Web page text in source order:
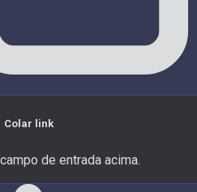
Colar link
de entrada acima.